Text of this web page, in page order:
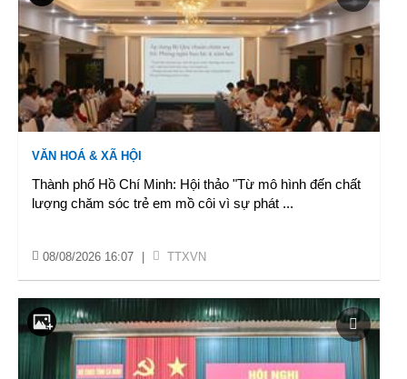
VĂN HOÁ & XÃ HỘI
Thành phố Hồ Chí Minh: Hội thảo "Từ mô hình đến chất
lượng chăm sóc trẻ em mồ côi vì sự phát ...
08/08/2026 16:07 TTXVN